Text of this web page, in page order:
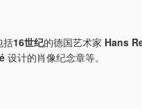
括16世纪的德国艺术家 Hans
设计的肖像纪念章等。